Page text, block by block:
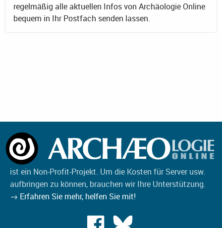
regelmäßig alle aktuellen Infos von Archäologie Online
bequem in Ihr Postfach senden lassen.
ist ein Non-Profit-Projekt. Um die Kosten für Server usw.
aufbringen zu können, brauchen wir Ihre Unterstützung.
→ Erfahren Sie mehr, helfen Sie mit!